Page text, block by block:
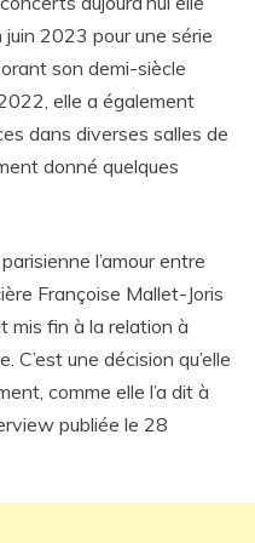
2023 pour une série
son demi-siècle
elle a également
dans diverses salles de
donné quelques
l’amour entre
Françoise Mallet-Joris
mis fin à la relation à
C’est une décision qu’elle
comme elle l’a dit à
publiée le 28